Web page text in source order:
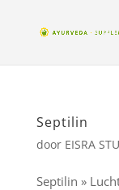
Septilin
door EISRA
Septilin »